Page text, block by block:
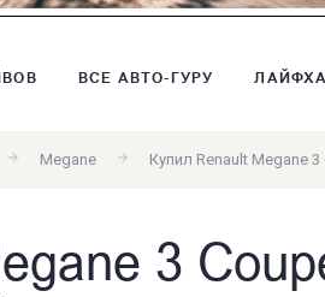
ВСЕ АВТО-ГУРУ
Megane Купил Renault Megane
3